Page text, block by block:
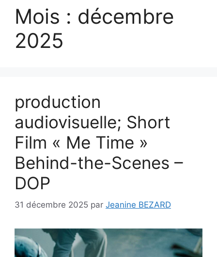
Mois : décembre
2025
production
audiovisuelle; Short
Film « Me Time »
Behind-the-Scenes –
DOP
31 décembre 2025 par Jeanine BEZARD